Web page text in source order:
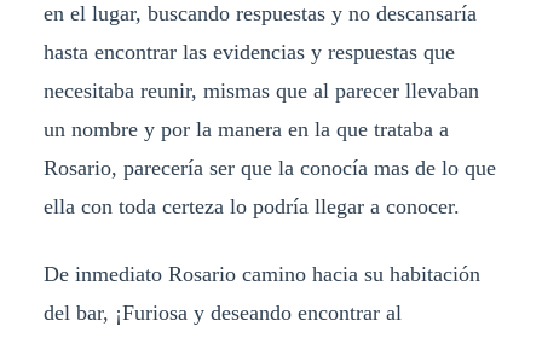
en el lugar, buscando respuestas y no descansaría
hasta encontrar las evidencias y respuestas que
necesitaba reunir, mismas que al parecer llevaban
un nombre y por la manera en la que trataba a
Rosario, parecería ser que la conocía mas de lo que
ella con toda certeza lo podría llegar a conocer.
De inmediato Rosario camino hacia su habitación
del bar, ¡Furiosa y deseando encontrar al